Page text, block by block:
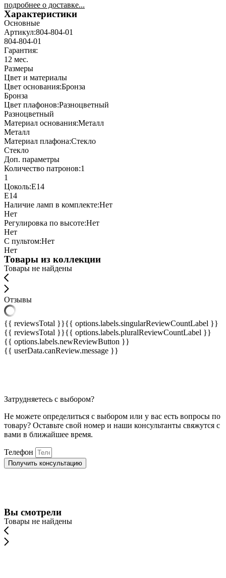
подробнее о доставке...
Характеристики
Основные
Артикул:804-804-01
804-804-01
Гарантия:
12 мес.
Размеры
Цвет и материалы
Цвет основания:Бронза
Бронза
Цвет плафонов:Разноцветный
Разноцветный
Материал основания:Металл
Металл
Материал плафона:Стекло
Стекло
Доп. параметры
Количество патронов:1
1
Цоколь:Е14
Е14
Наличие ламп в комплекте:Нет
Нет
Регулировка по высоте:Нет
Нет
С пультом:Нет
Нет
Товары из коллекции
Товары не найдены
Отзывы
{{ reviewsTotal }}{{ options.labels.singularReviewCountLabel }}
{{ reviewsTotal }}{{ options.labels.pluralReviewCountLabel }}
{{ options.labels.newReviewButton }}
{{ userData.canReview.message }}
Затрудняетесь с выбором?
Не можете определиться с выбором или у вас есть вопросы по
товару? Оставьте свой номер и наши консультанты свяжутся с
вами в ближайшее время.
Телефон
Получить консультацию
Вы смотрели
Товары не найдены